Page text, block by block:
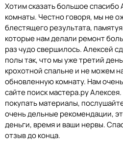
Хотим сказать большое
комнаты. Честно говоря, мы не
блестящего результата,
которые нам делали ремонт
раз чудо свершилось. Алексей
полы так, что мы уже третий
крохотной спальне и не можем
обновленную комнату. Нам
сайте поиск мастера.ру
покупать материалы,
очень дельные рекомендации,
деньги, время и ваши нервы.
отзыв до конца.